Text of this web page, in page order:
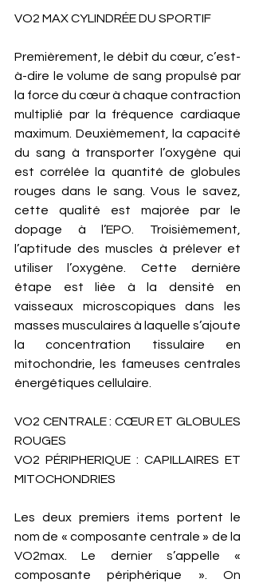
VO2 MAX CYLINDRÉE DU SPORTIF
Premièrement, le débit du cœur, c’est-
à-dire le volume de sang propulsé par
la force du cœur à chaque contraction
multiplié par la fréquence cardiaque
maximum. Deuxièmement, la capacité
du sang à transporter l’oxygène qui
est corrélée la quantité de globules
rouges dans le sang. Vous le savez,
cette qualité est majorée par le
dopage à l’EPO. Troisièmement,
l’aptitude des muscles à prélever et
utiliser l’oxygène. Cette dernière
étape est liée à la densité en
vaisseaux microscopiques dans les
masses musculaires à laquelle s’ajoute
la concentration tissulaire en
mitochondrie, les fameuses centrales
énergétiques cellulaire.
VO2 CENTRALE : CŒUR ET GLOBULES
ROUGES
VO2 PÉRIPHERIQUE : CAPILLAIRES ET
MITOCHONDRIES
Les deux premiers items portent le
nom de « composante centrale » de la
VO2max. Le dernier s’appelle «
composante périphérique ». On